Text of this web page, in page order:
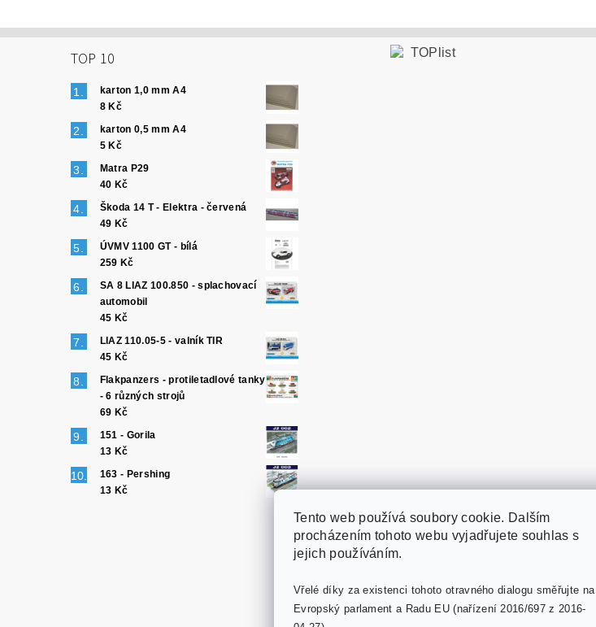
TOP 10
karton 1,0 mm A4
8 Kč
karton 0,5 mm A4
5 Kč
Matra P29
40 Kč
Škoda 14 T - Elektra - červená
49 Kč
ÚVMV 1100 GT - bílá
259 Kč
SA 8 LIAZ 100.850 - splachovací
automobil
45 Kč
LIAZ 110.05-5 - valník TIR
45 Kč
Flakpanzers - protiletadlové tanky
- 6 různých strojů
69 Kč
151 - Gorila
13 Kč
163 - Pershing
13 Kč
PaperModel.cz
Tento web používá soubory cookie. Dalším
procházením tohoto webu vyjadřujete souhlas s
jejich používáním.
Vřelé díky za existenci tohoto otravného dialogu směřujte na
Evropský parlament a Radu EU (nařízení 2016/697 z 2016-